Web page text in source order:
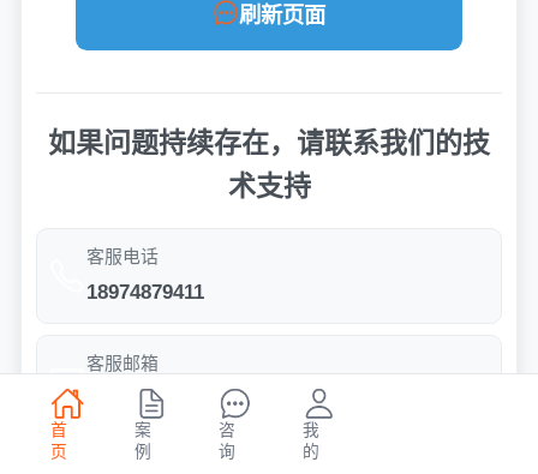
刷新页面
如果问题持续存在，请联系我们的技
术支持
客服电话
18974879411
客服邮箱
164653961@qq.com
首
页
案
例
咨
询
我
的